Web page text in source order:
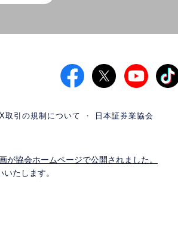
取引の規制について
日本証券業協会
協会ホームページで公開されました。
たします。